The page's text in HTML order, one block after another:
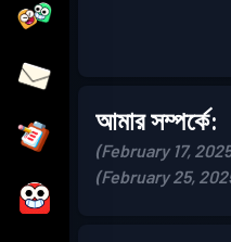
আমার সম্পর্কে:
(February 17, 2025
(February 25, 2025